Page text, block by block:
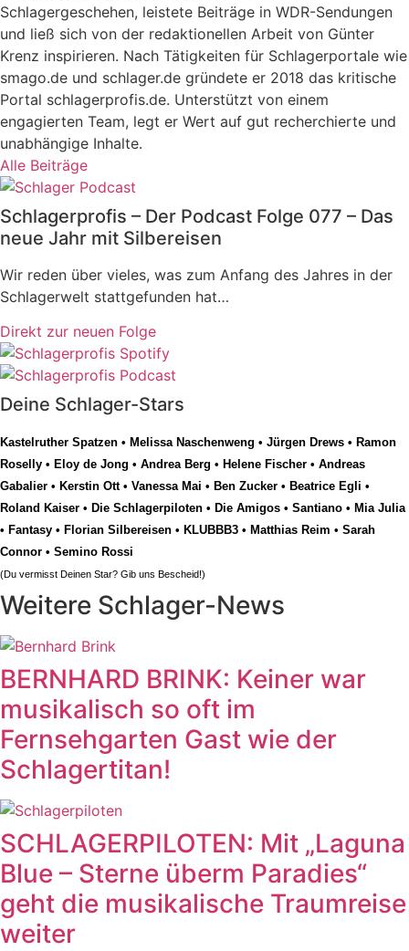
Schlagergeschehen, leistete Beiträge in WDR-Sendungen
und ließ sich von der redaktionellen Arbeit von Günter
Krenz inspirieren. Nach Tätigkeiten für Schlagerportale wie
smago.de und schlager.de gründete er 2018 das kritische
Portal schlagerprofis.de. Unterstützt von einem
engagierten Team, legt er Wert auf gut recherchierte und
unabhängige Inhalte.
Alle Beiträge
Schlagerprofis – Der Podcast Folge 077 – Das
neue Jahr mit Silbereisen
Wir reden über vieles, was zum Anfang des Jahres in der
Schlagerwelt stattgefunden hat…
Direkt zur neuen Folge
Deine Schlager-Stars
Kastelruther Spatzen • Melissa Naschenweng • Jürgen Drews • Ramon
Roselly • Eloy de Jong • Andrea Berg • Helene Fischer • Andreas
Gabalier • Kerstin Ott• Vanessa Mai • Ben Zucker • Beatrice Egli •
Roland Kaiser • Die Schlagerpiloten • Die Amigos • Santiano • Mia Julia
• Fantasy • Florian Silbereisen • KLUBBB3 • Matthias Reim • Sarah
Connor • Semino Rossi
(Du vermisst Deinen Star? Gib uns Bescheid!)
Weitere Schlager-News
BERNHARD BRINK: Keiner war
musikalisch so oft im
Fernsehgarten Gast wie der
Schlagertitan!
SCHLAGERPILOTEN: Mit „Laguna
Blue – Sterne überm Paradies“
geht die musikalische Traumreise
weiter